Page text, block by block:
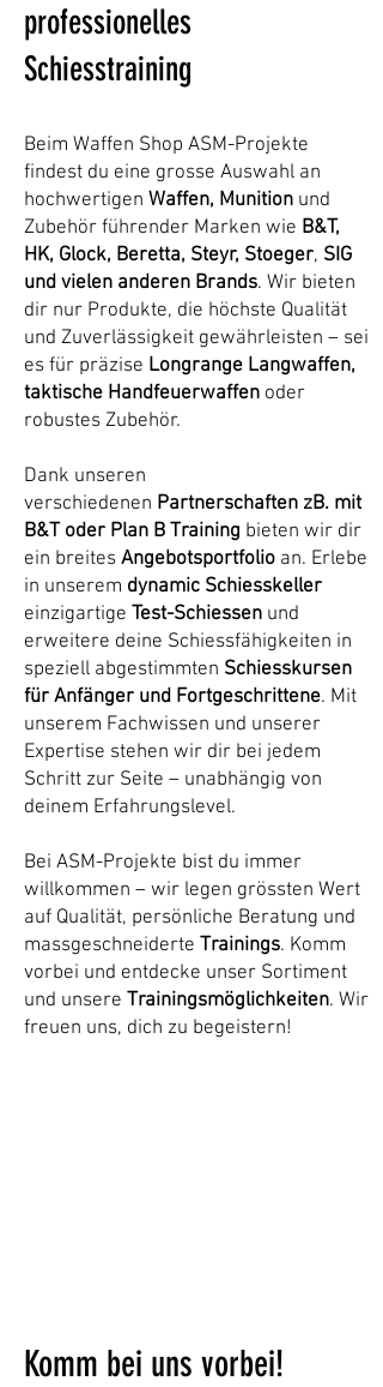
professionelles
Schiesstraining
Beim Waffen Shop ASM-Projekte
findest du eine grosse Auswahl an
hochwertigen Waffen, Munition und
Zubehör führender Marken wie B&T,
HK, Glock, Beretta, Steyr, Stoeger, SIG
und vielen anderen Brands. Wir bieten
dir nur Produkte, die höchste Qualität
und Zuverlässigkeit gewährleisten – sei
es für präzise Longrange Langwaffen,
taktische Handfeuerwaffen oder
robustes Zubehör.
Dank unseren
verschiedenen Partnerschaften zB. mit
B&T oder Plan B Training bieten wir dir
ein breites Angebotsportfolio an. Erlebe
in unserem dynamic Schiesskeller
einzigartige Test-Schiessen und
erweitere deine Schiessfähigkeiten in
speziell abgestimmten Schiesskursen
für Anfänger und Fortgeschrittene. Mit
unserem Fachwissen und unserer
Expertise stehen wir dir bei jedem
Schritt zur Seite – unabhängig von
deinem Erfahrungslevel.
Bei ASM-Projekte bist du immer
willkommen – wir legen grössten Wert
auf Qualität, persönliche Beratung und
massgeschneiderte Trainings. Komm
vorbei und entdecke unser Sortiment
und unsere Trainingsmöglichkeiten. Wir
freuen uns, dich zu begeistern!
Komm bei uns vorbei!